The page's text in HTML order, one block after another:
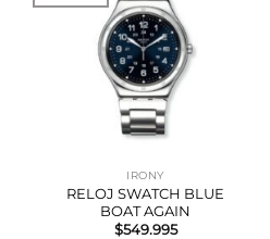
IRONY
RELOJ SWATCH BLUE
BOAT AGAIN
$549.995